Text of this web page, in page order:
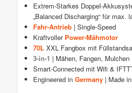
Extrem-Starkes Doppel-
„Balanced Discharging“ für max.
Fahr-Antrieb | Single-Speed
Kraftvoller Power-Mähmotor
70L XXL Fangbox mit
3-in-1 | Mähen, Fangen, Mulchen
Smart-Connected mit Wifi &
Engineered inGermany | Made